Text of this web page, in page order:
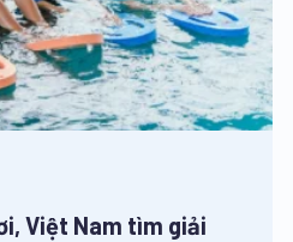
Việt Nam tìm giải